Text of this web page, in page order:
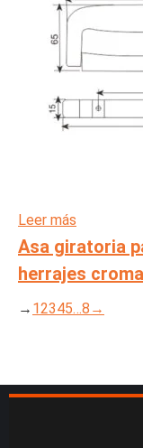
Leer más
Asa giratoria
herrajes
→ 12345…8 →